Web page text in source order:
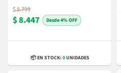
$ 8.799
$ 8.447 4% OFF
📦 EN STOCK:0UNIDADES